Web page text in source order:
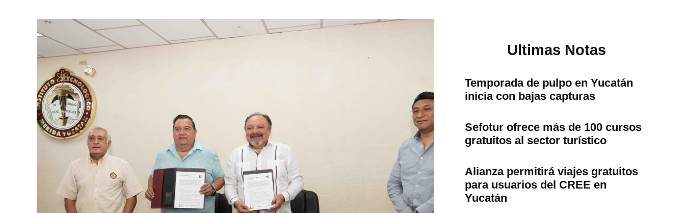
Ultimas Notas
Temporada de pulpo en Yucatán
inicia con bajas capturas
Sefotur ofrece más de 100 cursos
gratuitos al sector turístico
Alianza permitirá viajes gratuitos
para usuarios del CREE en
Yucatán